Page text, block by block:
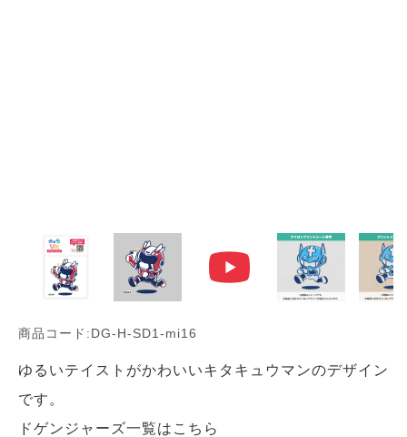
商品コード:DG-H-SD1-mi16
ゆるいテイストがかわいいキタキュウマンのデザイン
です。
ドゲンジャーズ一覧はこちら